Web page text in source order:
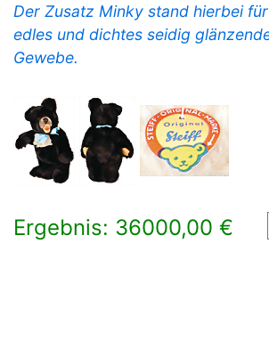
Der Zusatz Minky stand hierbei
edles und dichtes seidig
Gewebe.
Ergebnis: 36000,00 €